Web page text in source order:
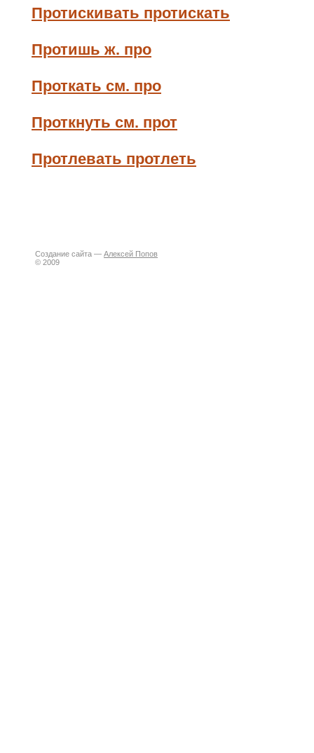
Протискивать протискать
Протишь ж. про
Проткать см. про
Проткнуть см. прот
Протлевать протлеть
Создание сайта — Алексей Попов
© 2009